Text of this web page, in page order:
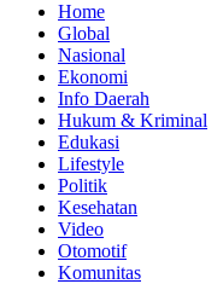
Home
Global
Nasional
Ekonomi
Info Daerah
Hukum & Kriminal
Edukasi
Lifestyle
Politik
Kesehatan
Video
Otomotif
Komunitas